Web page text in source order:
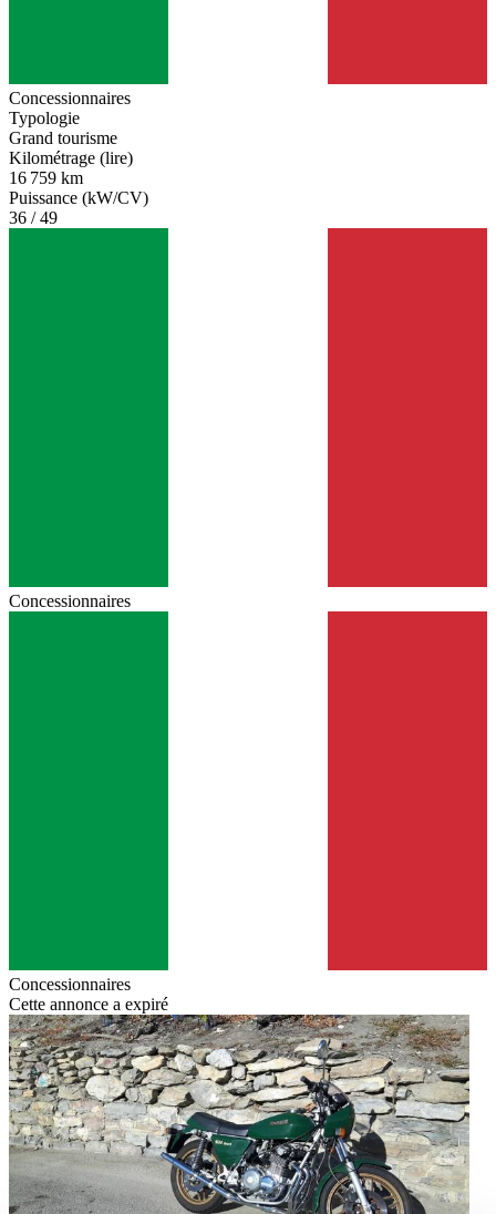
Concessionnaires
Typologie
Grand tourisme
Kilométrage (lire)
16 759 km
Puissance (kW/CV)
36 / 49
Concessionnaires
Concessionnaires
Cette annonce a expiré